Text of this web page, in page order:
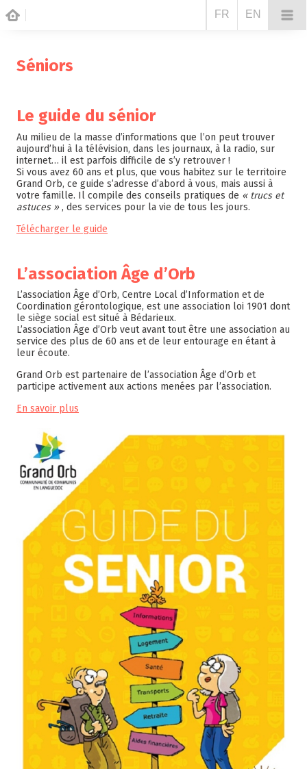
Séniors
Le guide du sénior
Au milieu de la masse d’informations que l’on peut trouver
aujourd’hui à la télévision, dans les journaux, à la radio, sur
internet… il est parfois difficile de s’y retrouver !
Si vous avez 60 ans et plus, que vous habitez sur le territoire
Grand Orb, ce guide s’adresse d’abord à vous, mais aussi à
votre famille. Il compile des conseils pratiques de « trucs et
astuces », des services pour la vie de tous les jours.
Télécharger le guide
L’association Âge d’Orb
L’association Âge d’Orb, Centre Local d’Information et de
Coordination gérontologique, est une association loi 1901 dont
le siège social est situé à Bédarieux.
L’association Âge d’Orb veut avant tout être une association au
service des plus de 60 ans et de leur entourage en étant à
leur écoute.
Grand Orb est partenaire de l’association Âge d’Orb et
participe activement aux actions menées par l’association.
En savoir plus
FR EN